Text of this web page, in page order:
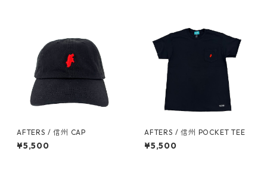
AFTERS / 信州 CAP
¥5,500
AFTERS / 信州 POCKET TEE
¥5,500